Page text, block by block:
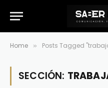
Home » Posts Tagged
SECCIÓN: